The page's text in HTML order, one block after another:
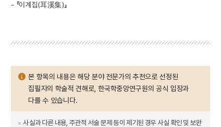
- 『이계집(耳溪集)』
본 항목의 내용은 해당 분야 전문가의 추천으로 선정된
집필자의 학술적 견해로, 한국학중앙연구원의 공식 입장과
다를 수 있습니다.
사실과 다른 내용, 주관적 서술 문제 등이 제기된 경우 사실 확인 및 보완